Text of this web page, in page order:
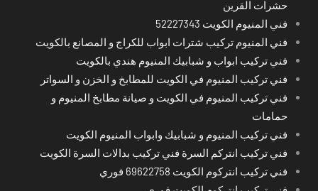
حشرات القرين
فني المنيوم الكويت 52227343
فني المنيوم تركيب شترات ابواب للكراج و المصانع بالكويت
فني تركيب ابواب و شبابيك المنيوم هندي بالكويت
فني تركيب المنيوم في الكويت للمطابخ و الخزن و السواتر
فني تركيب المنيوم في الكويت و صيانة مطابخ المنيوم و
حمامات
فني تركيب المنيوم و شبابيك وابواب المنيوم الكويت
فني تركيب انتركم السرة فني تركيب بدالات السرة الكويت
فني تركيب انتركوم الكويت 69622758 فوري